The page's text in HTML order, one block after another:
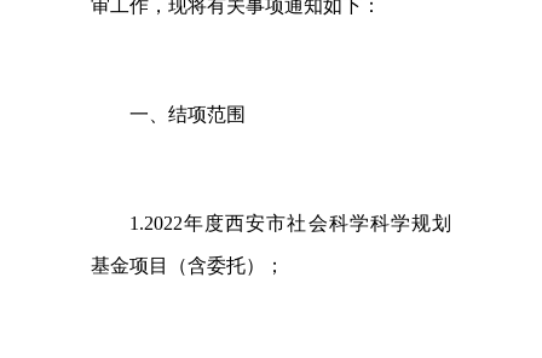
审工作，现将有关事项通知如下：
一、结项范围
1.2022年度西安市社会科学科学规划
基金项目（含委托）；